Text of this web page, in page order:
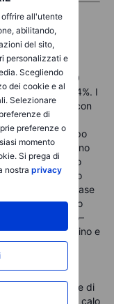
all'utente
abilitando,
del sito,
personalizzati e
Scegliendo
dei cookie e al
Selezionare
di
preferenze o
momento
Si prega di
nostra privacy
sessione
brevemente i 50
di perdere il 5,4%. I
asiatica con
I tecnici in
vulnerabili dopo
giorni saranno
di nuovo
fatto che l’oro
una probabile fase
L’argento
il rapporto oro–
81. Anche platino e
recenti,
a un cauto
e a prospettive di
i 62 USD dopo il calo